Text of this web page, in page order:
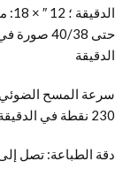
الدقيقة
230 نقطة في الدقيقة ؛ اللون 150 opm
دقة الطباعة: تصل إلى 2400 × 2400 نقطة في